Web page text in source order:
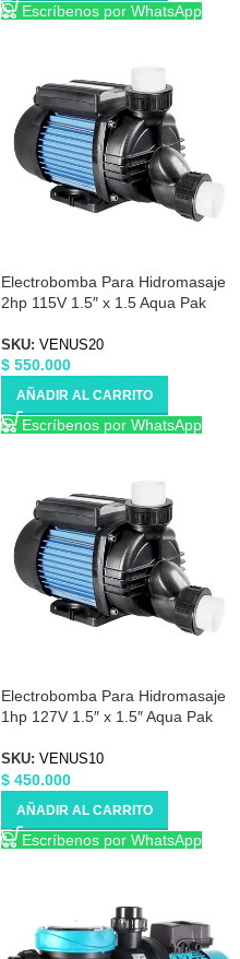
Escríbenos por WhatsApp
Electrobomba Para Hidromasaje
2hp 115V 1.5″ x 1.5 Aqua Pak
SKU: VENUS20
$ 550.000
AÑADIR AL CARRITO
Escríbenos por WhatsApp
Electrobomba Para Hidromasaje
1hp 127V 1.5″ x 1.5″ Aqua Pak
SKU: VENUS10
$ 450.000
AÑADIR AL CARRITO
Escríbenos por WhatsApp